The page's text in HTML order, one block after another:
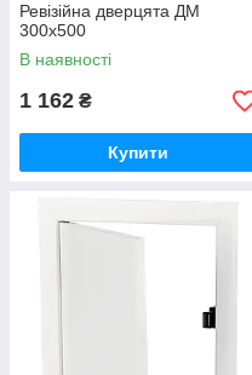
Ревізійна дверцята ДМ
300х500
В наявності
1 162 ₴
Купити